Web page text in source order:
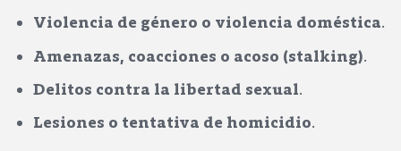
Violencia de género o violencia doméstica.
Amenazas, coacciones o acoso (stalking).
Delitos contra la libertad sexual.
Lesiones o tentativa de homicidio.